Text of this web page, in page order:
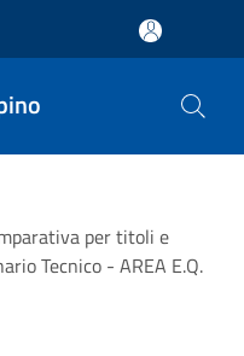
per titoli e
Tecnico - AREA E.Q.